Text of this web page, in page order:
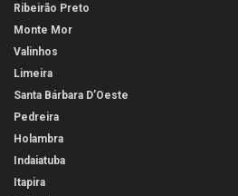
Ribeirão Preto
Monte Mor
Valinhos
Limeira
Santa Bárbara D’Oeste
Pedreira
Holambra
Indaiatuba
Itapira